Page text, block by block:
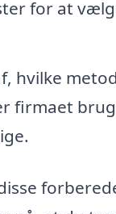
for at
hvilke
firmaet